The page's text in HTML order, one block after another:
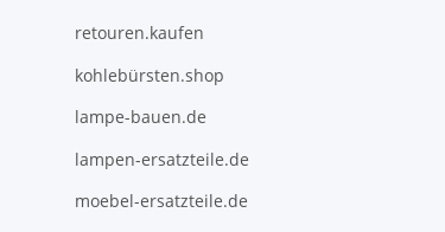
retouren.kaufen
kohlebürsten.shop
lampe-bauen.de
lampen-ersatzteile.de
moebel-ersatzteile.de